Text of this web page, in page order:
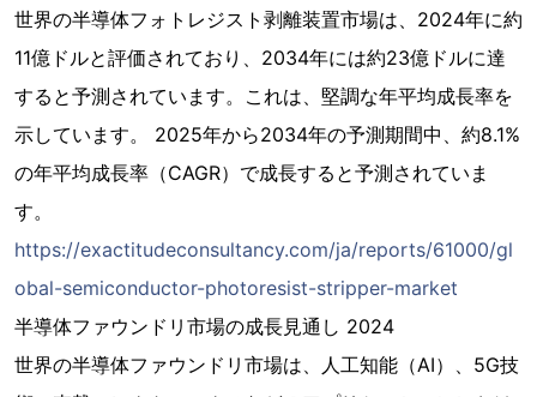
世界の半導体フォトレジスト剥離装置市場は、2024年に約
11億ドルと評価されており、2034年には約23億ドルに達
すると予測されています。これは、堅調な年平均成長率を
示しています。 2025年から2034年の予測期間中、約8.1%
の年平均成長率（CAGR）で成長すると予測されていま
す。
https://exactitudeconsultancy.com/ja/reports/61000/gl
obal-semiconductor-photoresist-stripper-market
半導体ファウンドリ市場の成長見通し 2024
世界の半導体ファウンドリ市場は、人工知能（AI）、5G技